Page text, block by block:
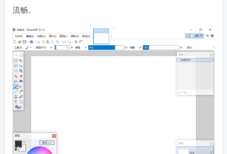
流畅。